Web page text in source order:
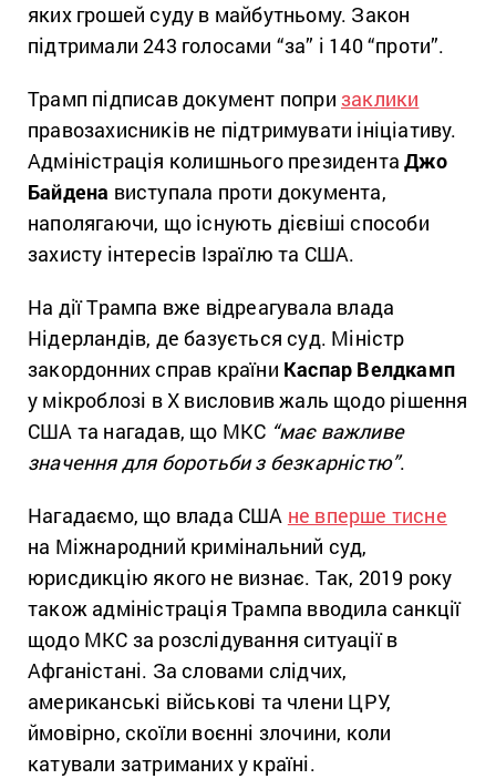
яких грошей суду в майбутньому. Закон
підтримали 243 голосами “за” і 140 “проти”.
Трамп підписав документ попри заклики
правозахисників не підтримувати ініціативу.
Адміністрація колишнього президентаДжо
Байдена виступала проти документа,
наполягаючи, що існують дієвіші способи
захисту інтересів Ізраїлю та США.
На дії Трампа вже відреагувала влада
Нідерландів, де базується суд. Міністр
закордонних справ країни Каспар Велдкамп
у мікроблозі в Х висловив жаль щодо рішення
США та нагадав, що МКС “має важливе
значення для боротьби з безкарністю”.
Нагадаємо, що влада США не вперше тисне
на Міжнародний кримінальний суд,
юрисдикцію якого не визнає. Так, 2019 року
також адміністрація Трампа вводила санкції
щодо МКС за розслідування ситуації в
Афганістані. За словами слідчих,
американські військові та члени ЦРУ,
ймовірно, скоїли воєнні злочини, коли
катували затриманих у країні.